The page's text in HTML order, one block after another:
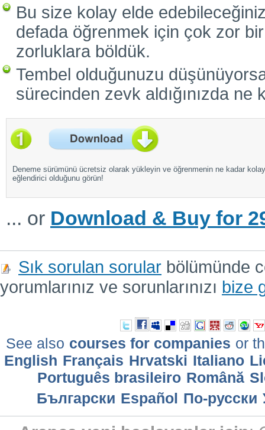
Bu size kolay elde
defada öğrenmek için çok zor
zorluklara böldük.
Tembel olduğunuzu
sürecinden zevk aldığınızda
Deneme sürümünü ücretsiz olarak yükleyin ve öğrenmenin ne kadar
eğlendirici olduğunu görün!
... or Download & Buy for
Sık sorulan sorular bölümünde
yorumlarınız ve sorunlarınızı bize
See also courses for companies or
English Français Hrvatski Italiano
Português brasileiro Română
Български Еspañol По-русски